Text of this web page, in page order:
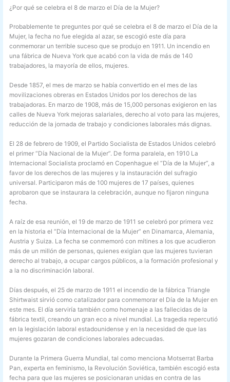
¿Por qué se celebra el 8 de marzo el Día de la Mujer?
Probablemente te preguntes por qué se celebra el 8 de marzo el Día de la
Mujer, la fecha no fue elegida al azar, se escogió este día para
conmemorar un terrible suceso que se produjo en 1911. Un incendio en
una fábrica de Nueva York que acabó con la vida de más de 140
trabajadores, la mayoría de ellos, mujeres.
Desde 1857, el mes de marzo se había convertido en el mes de las
movilizaciones obreras en Estados Unidos por los derechos de las
trabajadoras. En marzo de 1908, más de 15,000 personas exigieron en las
calles de Nueva York mejoras salariales, derecho al voto para las mujeres,
reducción de la jornada de trabajo y condiciones laborales más dignas.
El 28 de febrero de 1909, el Partido Socialista de Estados Unidos celebró
el primer “Día Nacional de la Mujer”. De forma paralela, en 1910 La
Internacional Socialista proclamó en Copenhague el “Día de la Mujer”, a
favor de los derechos de las mujeres y la instauración del sufragio
universal. Participaron más de 100 mujeres de 17 países, quienes
aprobaron que se instaurara la celebración, aunque no fijaron ninguna
fecha.
A raíz de esa reunión, el 19 de marzo de 1911 se celebró por primera vez
en la historia el “Día Internacional de la Mujer” en Dinamarca, Alemania,
Austria y Suiza. La fecha se conmemoró con mítines a los que acudieron
más de un millón de personas, quienes exigían que las mujeres tuvieran
derecho al trabajo, a ocupar cargos públicos, a la formación profesional y
a la no discriminación laboral.
Días después, el 25 de marzo de 1911 el incendio de la fábrica Triangle
Shirtwaist sirvió como catalizador para conmemorar el Día de la Mujer en
este mes. El día serviría también como homenaje a las fallecidas de la
fábrica textil, creando un gran eco a nivel mundial. La tragedia repercutió
en la legislación laboral estadounidense y en la necesidad de que las
mujeres gozaran de condiciones laborales adecuadas.
Durante la Primera Guerra Mundial, tal como menciona Motserrat Barba
Pan, experta en feminismo, la Revolución Soviética, también escogió esta
fecha para que las mujeres se posicionaran unidas en contra de las